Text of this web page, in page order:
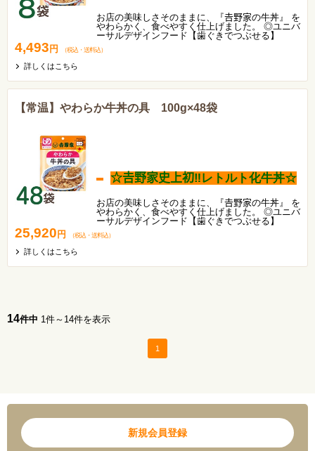
お店の美味しさそのままに、『𠮷野家の牛丼』 を
やわらかく、食べやすく仕上げました。 ◎ユニバ
ーサルデザインフード【歯ぐきでつぶせる】
4,493 円 （税込・ 送料込）
詳しくはこちら
【常温】やわらか牛丼の具 100g×48袋
☆𠮷野家史上初‼レトルト化牛丼☆
お店の美味しさそのままに、『𠮷野家の牛丼』 を
やわらかく、食べやすく仕上げました。 ◎ユニバ
ーサルデザインフード【歯ぐきでつぶせる】
25,920 円 （税込・ 送料込）
詳しくはこちら
14件中 1件～14件を表示
1
新規会員登録